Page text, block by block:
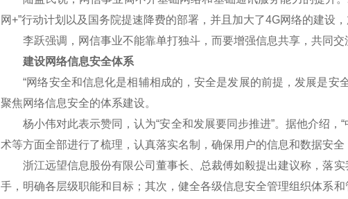
网+”行动计划以及国务院提速降费的部署，并且加大了4G网络的建设
李跃强调，网信事业不能靠单打独斗，而要增强信息共享，共同交
建设网络信息安全体系
“网络安全和信息化是相辅相成的，安全是发展的前提，发展是安
聚焦网络信息安全的体系建设。
杨小伟对此表示赞同，认为“安全和发展要同步推进”。据他介绍，
术等方面全部进行了梳理，认真落实名制，确保用户的信息和数据安全
浙江远望信息股份有限公司董事长、总裁傅如毅提出建议称，落实
手，明确各层级职能和目标；其次，健全各级信息安全管理组织体系